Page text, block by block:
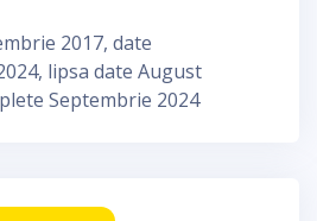
2017, date
lipsa date August
Septembrie 2024